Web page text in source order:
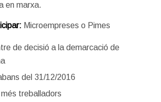
en marxa.
Microempreses o Pimes
de decisió a la demarcació de
del 31/12/2016
treballadors